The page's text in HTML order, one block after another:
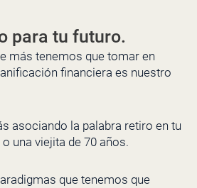
para tu futuro.
más tenemos que tomar en
financiera es nuestro
asociando la palabra retiro en tu
una viejita de 70 años.
que tenemos que